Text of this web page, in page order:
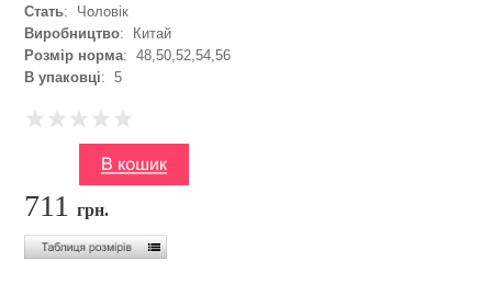
Стать: Чоловік
Виробництво: Китай
Розмір норма: 48,50,52,54,56
В упаковці: 5
711грн.